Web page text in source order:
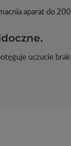
aparat do
uczucie